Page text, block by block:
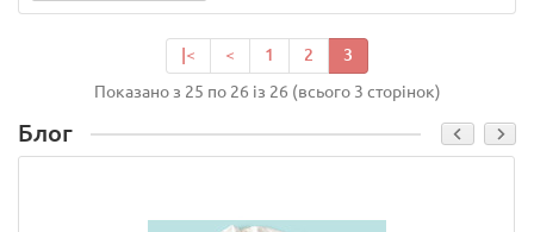
|< < 1 2
3
Показано з 25 по 26 із 26 (всього 3 сторінок)
Блог